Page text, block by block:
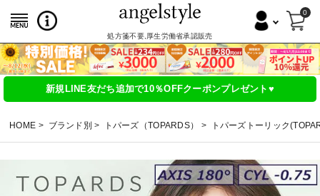
処方箋不要,厚生労働省承認販売
0
新規LINE友だち追加で10％OFFクーポンプレゼント♥
HOME ブランド別 トパーズ（TOPARDS） トパーズトーリック